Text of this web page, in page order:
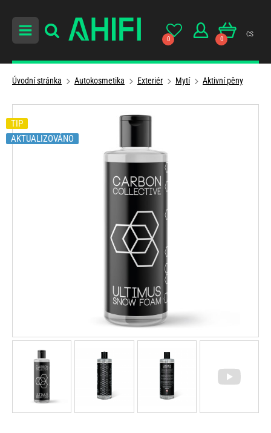
0 0
cs
Úvodní stránka Autokosmetika Exteriér Mytí Aktivní pěny
TIP
AKTUALIZOVÁNO